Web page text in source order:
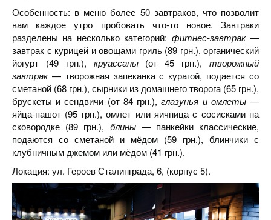
Особенность: в меню более 50 завтраков, что позволит
вам каждое утро пробовать что-то новое. Завтраки
разделены на несколько категорий: фитнес-завтрак—
завтрак с курицей и овощами гриль (89 грн.), органический
йогурт (49 грн.), круассаны(от 45 грн.),творожный
завтрак— творожная запеканка с курагой, подается со
сметаной (68 грн.), сырники из домашнего творога (65 грн.),
брускеты и сендвичи (от 84 грн.),глазунья и омлеты—
яйца-пашот (95 грн.), омлет или яичница с сосисками на
сковородке (89 грн.), блины— панкейки классические,
подаются со сметаной и мёдом (59 грн.), блинчики с
клубничным джемом или мёдом (41 грн.).
Локация: ул. Героев Сталинграда, 6, (корпус 5).